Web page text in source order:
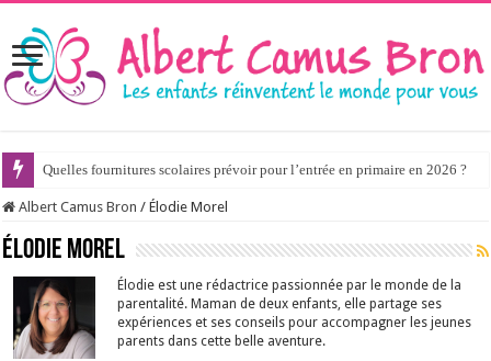
Quelles fournitures scolaires prévoir pour l’entrée en primaire en 2026 ?
Albert Camus Bron / Élodie Morel
Élodie Morel
Élodie est une rédactrice passionnée par le monde de la
parentalité. Maman de deux enfants, elle partage ses
expériences et ses conseils pour accompagner les jeunes
parents dans cette belle aventure.